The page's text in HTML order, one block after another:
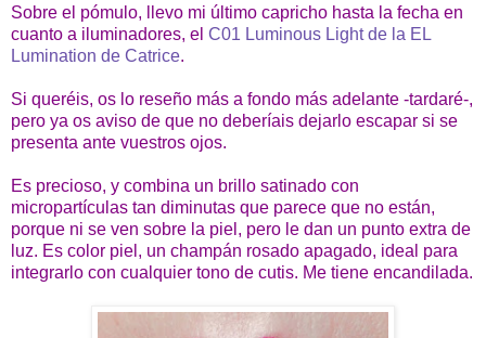
Sobre el pómulo, llevo mi último capricho hasta la fecha en
cuanto a iluminadores, el C01 Luminous Light de la EL
Lumination de Catrice.
Si queréis, os lo reseño más a fondo más adelante -tardaré-,
pero ya os aviso de que no deberíais dejarlo escapar si se
presenta ante vuestros ojos.
Es precioso, y combina un brillo satinado con
micropartículas tan diminutas que parece que no están,
porque ni se ven sobre la piel, pero le dan un punto extra de
luz. Es color piel, un champán rosado apagado, ideal para
integrarlo con cualquier tono de cutis. Me tiene encandilada.